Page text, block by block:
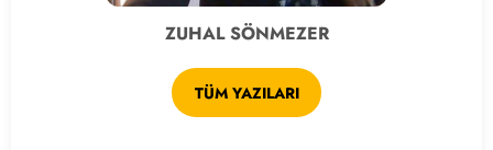
ZUHAL SÖNMEZER
TÜM YAZILARI